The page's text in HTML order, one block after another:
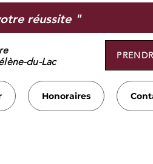
réussite "
du-Lac
Honoraires